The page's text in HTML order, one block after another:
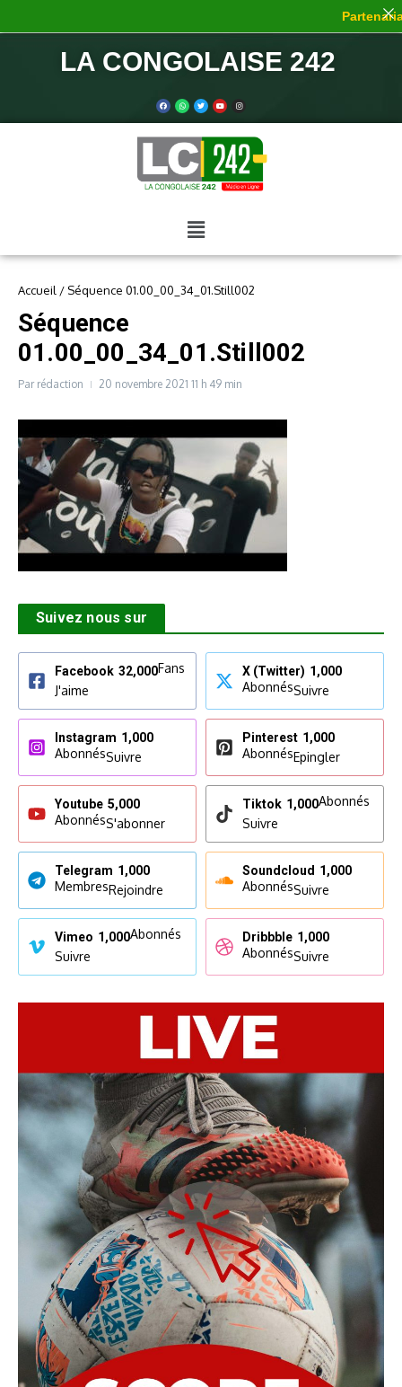
LA CONGOLAISE 242
Accueil / Séquence 01.00_00_34_01.Still002
Séquence
01.00_00_34_01.Still002
Par rédaction 20 novembre 2021 11 h 49 min
Suivez nous sur
Facebook 32,000Fans
J'aime
X (Twitter) 1,000
AbonnésSuivre
Instagram 1,000
AbonnésSuivre
Pinterest 1,000
AbonnésEpingler
Youtube 5,000
AbonnésS'abonner
Tiktok 1,000Abonnés
Suivre
Telegram 1,000
MembresRejoindre
Soundcloud 1,000
AbonnésSuivre
Vimeo 1,000Abonnés
Suivre
Dribbble 1,000
AbonnésSuivre